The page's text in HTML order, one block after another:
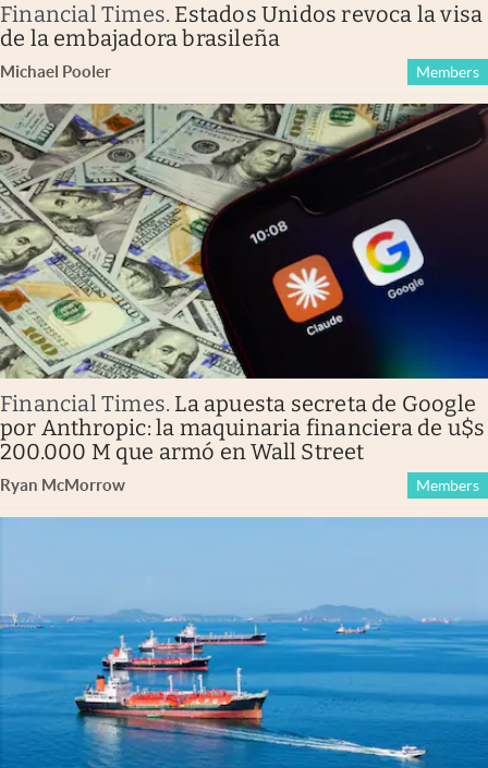
Financial Times. Estados Unidos revoca la visa
de la embajadora brasileña
Michael Pooler Members
Financial Times. La apuesta secreta de Google
por Anthropic: la maquinaria financiera de u$s
200.000 M que armó en Wall Street
Ryan McMorrow Members